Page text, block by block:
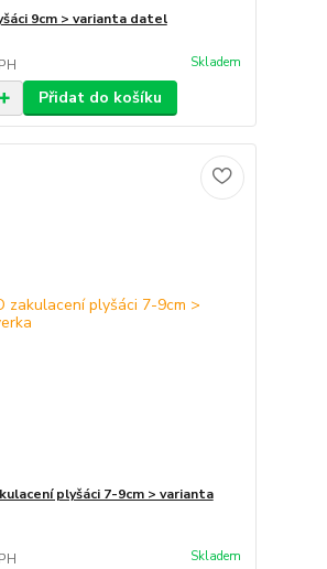
9cm > varianta datel
Skladem
Přidat do košíku
plyšáci 7-9cm > varianta
Skladem